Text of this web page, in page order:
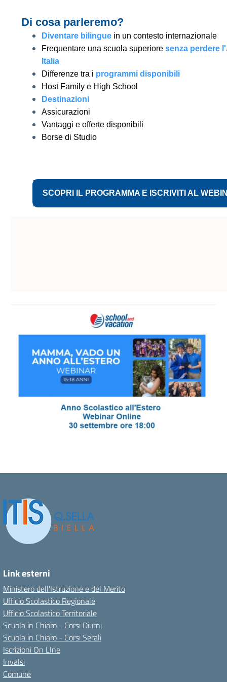
Di cosa parleremo?
Diventare bilingue in un contesto internazionale
Frequentare una scuola superiore senza perdere
Italia
Differenze tra i programmi disponibili
Host Family e High School
Destinazioni
Assicurazioni
Vantaggi e offerte disponibili
Borse di Studio
SCOPRI IL PROGRAMMA E ISCRIVITI AL
Link esterni
Ministero dell'Istruzione e del Merito
Ufficio Scolastico Regionale
Ufficio Scolastico Territoriale
Scuola in Chiaro - Corsi Diurni
Scuola in Chiaro - Corsi Serali
Iscrizioni On LIne
Invalsi
Comune